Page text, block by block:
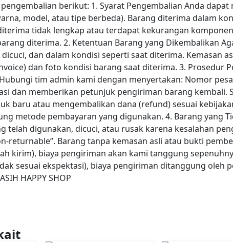
berikut: 1. Syarat Pengembalian Anda
model, atau tipe berbeda). Barang diterima dalam
tidak lengkap atau terdapat kekurangan
diterima. 2. Ketentuan Barang yang Dikembalikan
dan dalam kondisi seperti saat diterima. Kemasan
dan foto kondisi barang saat diterima. 3. Prosedur
tim admin kami dengan menyertakan: Nomor
dan memberikan petunjuk pengiriman barang
baru atau mengembalikan dana (refund) sesuai
metode pembayaran yang digunakan. 4. Barang yang
telah digunakan, dicuci, atau rusak karena kesalahan
returnable”. Barang tanpa kemasan asli atau bukti
kirim), biaya pengiriman akan kami tanggung
sesuai ekspektasi), biaya pengiriman ditanggung oleh
HAPPY SHOP